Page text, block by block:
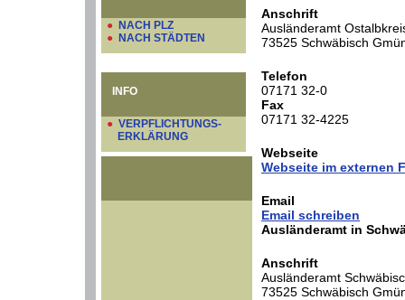
● NACH PLZ
● NACH STÄDTEN
INFO
● VERPFLICHTUNGS-
ERKLÄRUNG
Anschrift
Ausländeramt
73525 Schwäbisch
Telefon
07171 32-0
Fax
07171 32-4225
Webseite
Webseite im externen
Email
Email schreiben
Ausländeramt in
Anschrift
Ausländeramt
73525 Schwäbisch